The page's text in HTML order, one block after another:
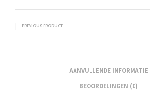
PREVIOUS PRODUCT
AANVULLENDE INFORMATIE
BEOORDELINGEN (0)